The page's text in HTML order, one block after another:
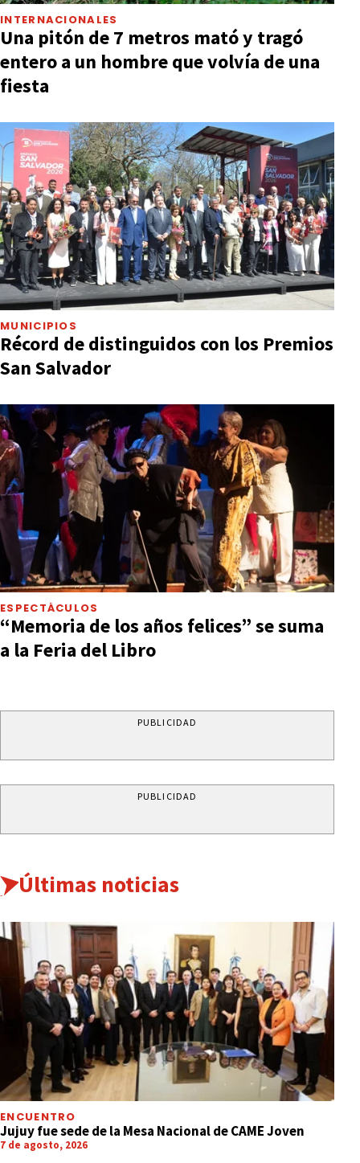
INTERNACIONALES
Una pitón de 7 metros mató y tragó
entero a un hombre que volvía de una
fiesta
MUNICIPIOS
Récord de distinguidos con los Premios
San Salvador
ESPECTÁCULOS
“Memoria de los años felices” se suma
a la Feria del Libro
PUBLICIDAD
PUBLICIDAD
Últimas noticias
ENCUENTRO
Jujuy fue sede de la Mesa Nacional de CAME Joven
7 de agosto, 2026